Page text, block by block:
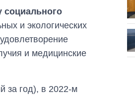
социального
и экологических
и медицинские
за год), в 2022-м